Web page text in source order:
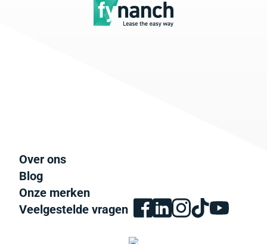
Over ons
Blog
Onze merken
Veelgestelde vragen